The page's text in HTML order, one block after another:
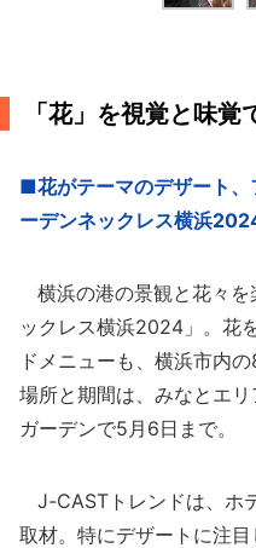
「花」を視覚と味覚
■花がテーマのデザート
ーデンネックレス横浜
横浜の港の景観と花々を
ックレス横浜2024」。花
ドメニューも、横浜市内
場所と期間は、みなとエ
ガーデンで5月6日まで。
J-CASTトレンドは、ホ
取材。特にデザートに注